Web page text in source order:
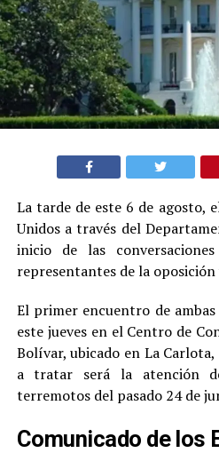
La tarde de este 6 de agosto,
Unidos a través del
inicio de las
representantes de la
El primer encuentro de
este jueves en el Centro de
Bolívar, ubicado en La
a tratar será la atención
terremotos del pasado 24 de
Comunicado de los